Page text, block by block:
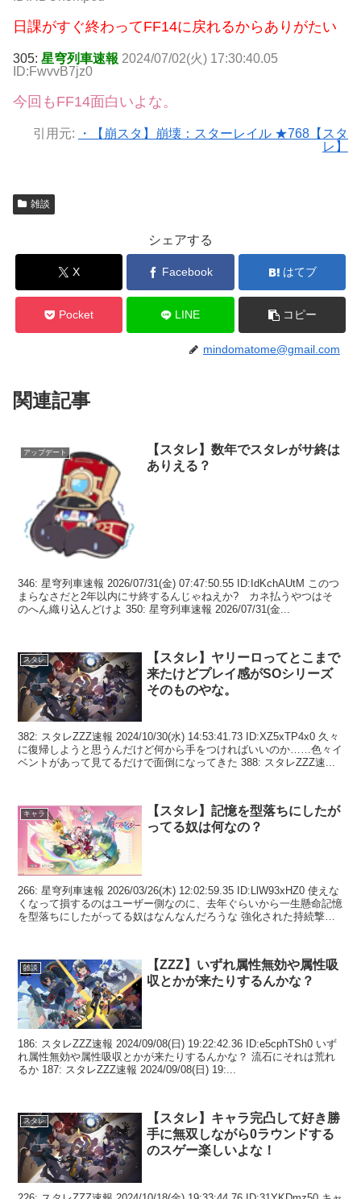
日課がすぐ終わってFF14に戻れるからありがたい
305: 星穹列車速報 2024/07/02(火) 17:30:40.05
ID:FwvvB7jz0
今回もFF14面白いよな。
引用元:
・【崩スタ】崩壊：スターレイル ★768【スタ
レ】
雑談
シェアする
X Facebook はてブ
Pocket LINE コピー
mindomatome@gmail.com
関連記事
アップデート
【スタレ】数年でスタレがサ終は
ありえる？
346: 星穹列車速報 2026/07/31(金) 07:47:50.55 ID:IdKchAUtM このつ
まらなさだと2年以内にサ終するんじゃねえか? カネ払うやつはそ
のへん織り込んどけよ 350: 星穹列車速報 2026/07/31(金...
スタレ
【スタレ】ヤリーロってとこまで
来たけどプレイ感がSOシリーズ
そのものやな。
382: スタレZZZ速報 2024/10/30(水) 14:53:41.73 ID:XZ5xTP4x0 久々
に復帰しようと思うんだけど何から手をつければいいのか……色々イ
ベントがあって見てるだけで面倒になってきた 388: スタレZZZ速...
キャラ
【スタレ】記憶を型落ちにしたが
ってる奴は何なの？
266: 星穹列車速報 2026/03/26(木) 12:02:59.35 ID:LlW93xHZ0 使えな
くなって損するのはユーザー側なのに、去年ぐらいから一生懸命記憶
を型落ちにしたがってる奴はなんなんだろうな 強化された持続撃破
雑談
【ZZZ】いずれ属性無効や属性吸
収とかが来たりするんかな？
186: スタレZZZ速報 2024/09/08(日) 19:22:42.36 ID:e5cphTSh0 いず
れ属性無効や属性吸収とかが来たりするんかな？ 流石にそれは荒れ
るか 187: スタレZZZ速報 2024/09/08(日) 19:...
スタレ
【スタレ】キャラ完凸して好き勝
手に無双しながら0ラウンドする
のスゲー楽しいよな！